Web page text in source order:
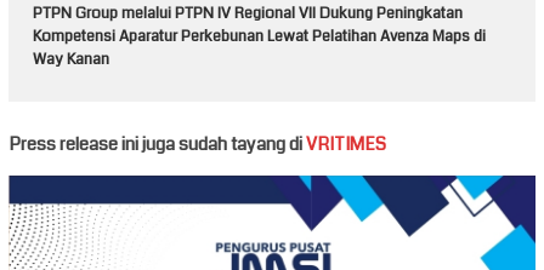
PTPN Group melalui PTPN IV Regional VII Dukung Peningkatan
Kompetensi Aparatur Perkebunan Lewat Pelatihan Avenza Maps di
Way Kanan
Press release ini juga sudah tayang diVRITIMES